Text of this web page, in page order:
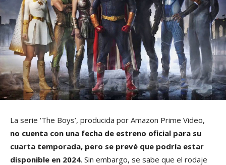
La serie ‘The Boys’, producida por Amazon Prime Video,
no cuenta con una fecha de estreno oficial para su
cuarta temporada, pero se prevé que podría estar
disponible en 2024. Sin embargo, se sabe que el rodaje